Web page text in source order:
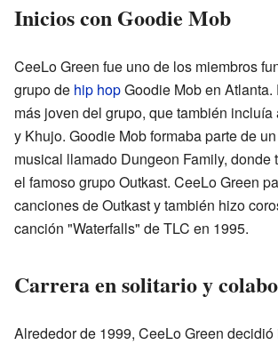
Inicios con Goodie Mob
CeeLo Green fue uno de los miembros
grupo de hip hopGoodie Mob en
más joven del grupo, que también incluía
y Khujo. Goodie Mob formaba parte de
musical llamado Dungeon Family, donde
el famoso grupo Outkast. CeeLo Green
canciones de Outkast y también hizo
canción "Waterfalls" de TLC en 1995.
Carrera en solitario y
Alrededor de 1999, CeeLo Green